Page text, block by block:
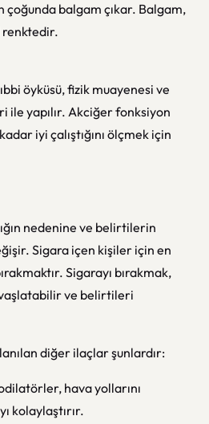
çoğunda balgam çıkar. Balgam,
renktedir.
öyküsü, fizik muayenesi ve
yapılır. Akciğer fonksiyon
iyi çalıştığını ölçmek için
nedenine ve belirtilerin
Sigara içen kişiler için en
Sigarayı bırakmak,
ve belirtileri
diğer ilaçlar şunlardır:
hava yollarını
kolaylaştırır.